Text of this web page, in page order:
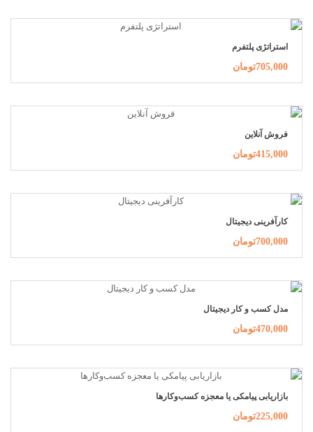
استراتژی پلتفرم
705,000تومان
فروش آنلاین
415,000تومان
کارآفرینی دیجیتال
700,000تومان
مدل کسب و کار دیجیتال
470,000تومان
بازاریابی پیامکی یا معجزه کسب‌وکارها
225,000تومان